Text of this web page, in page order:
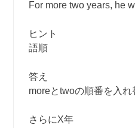
For more two years, he
ヒント
語順
答え
moreとtwoの順番を入れ
さらにX年